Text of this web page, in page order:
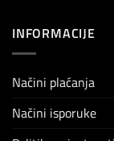
INFORMACIJE
Načini plaćanja
Načini isporuke